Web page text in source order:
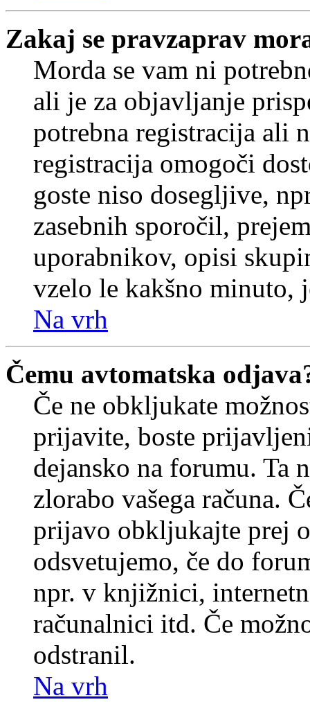
Zakaj se pravzaprav
Morda se vam ni
ali je za objavljanje
potrebna registracija ali
registracija omogoči
goste niso dosegljive,
zasebnih sporočil,
uporabnikov, opisi
vzelo le kakšno minuto,
Na vrh
Čemu avtomatska
Če ne obkljukate
prijavite, boste
dejansko na forumu. Ta
zlorabo vašega računa.
prijavo obkljukajte prej
odsvetujemo, če do
npr. v knjižnici,
računalnici itd. Če
odstranil.
Na vrh